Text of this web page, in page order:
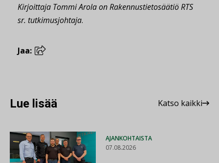
Kirjoittaja Tommi Arola on Rakennustietosäätiö RTS
sr. tutkimusjohtaja.
Jaa:
Lue lisää Katso kaikki
AJANKOHTAISTA
07.08.2026